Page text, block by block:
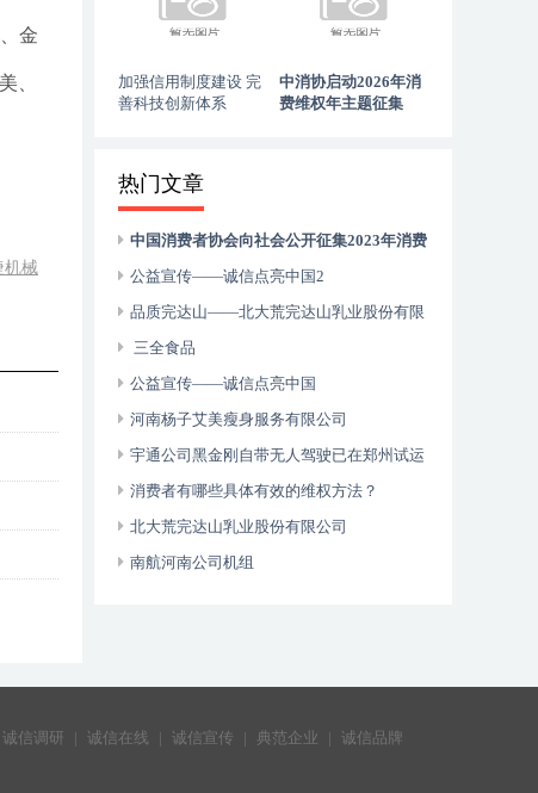
金
、
机械
加强信用制度建设 完
善科技创新体系
中消协启动2026年消
费维权年主题征集
热门文章
中国消费者协会向社会公开征集2023年消费
维权年主题
公益宣传——诚信点亮中国2
品质完达山——北大荒完达山乳业股份有限
公司三全食品
公益宣传——诚信点亮中国
河南杨子艾美瘦身服务有限公司
宇通公司黑金刚自带无人驾驶已在郑州试运
营消费者有哪些具体有效的维权方法？
北大荒完达山乳业股份有限公司
南航河南公司机组
诚信调研 | 诚信在线 | 诚信宣传 | 典范企业 | 诚信品牌